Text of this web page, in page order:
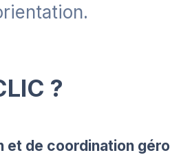
?
et de coordination